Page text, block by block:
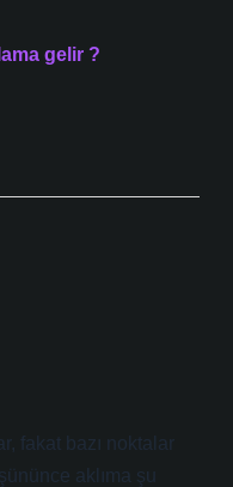
gelir ?
fakat bazı noktalar
aklıma şu